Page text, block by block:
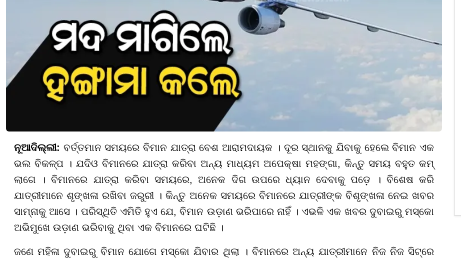
ନୂଆଦିଲ୍ଲୀ: ବର୍ତ୍ତମାନ ସମୟରେ ବିମାନ ଯାତ୍ରା ବେଶ ଆରାମଦାୟକ । ଦୂର ସ୍ଥାନକୁ ଯିବାକୁ ହେଲେ ବିମାନ ଏକ
ଭଲ ବିକଳ୍ପ । ଯଦିଓ ବିମାନରେ ଯାତ୍ରା କରିବା ଅନ୍ୟ ମାଧ୍ୟମ ଅପେକ୍ଷା ମହଙ୍ଗା, କିନ୍ତୁ ସମୟ ବହୁତ କମ୍
ଲାଗେ । ବିମାନରେ ଯାତ୍ରା କରିବା ସମୟରେ, ଅନେକ ଦିଗ ଉପରେ ଧ୍ୟାନ ଦେବାକୁ ପଡ଼େ । ବିଶେଷ କରି
ଯାତ୍ରୀମାନେ ଶୃଙ୍ଖଳା ରଖିବା ଜରୁରୀ । କିନ୍ତୁ ଅନେକ ସମୟରେ ବିମାନରେ ଯାତ୍ରୀଙ୍କ ବିଶୃଙ୍ଖଳା ନେଇ ଖବର
ସାମ୍ନାକୁ ଆସେ । ପରିସ୍ଥିତି ଏମିତି ହୁଏ ଯେ, ବିମାନ ଉଡ଼ାଣ ଭରିପାରେ ନାହିଁ । ଏଭଳି ଏକ ଖବର ଦୁବାଇରୁ ମସ୍କୋ
ଅଭିମୁଖେ ଉଡ଼ାଣ ଭରିବାକୁ ଥିବା ଏକ ବିମାନରେ ଘଟିଛି ।
ଜଣେ ମହିଳା ଦୁବାଇରୁ ବିମାନ ଯୋଗେ ମସ୍କୋ ଯିବାର ଥିଲା । ବିମାନରେ ଅନ୍ୟ ଯାତ୍ରୀମାନେ ନିଜ ନିଜ ସିଟ୍ରେ